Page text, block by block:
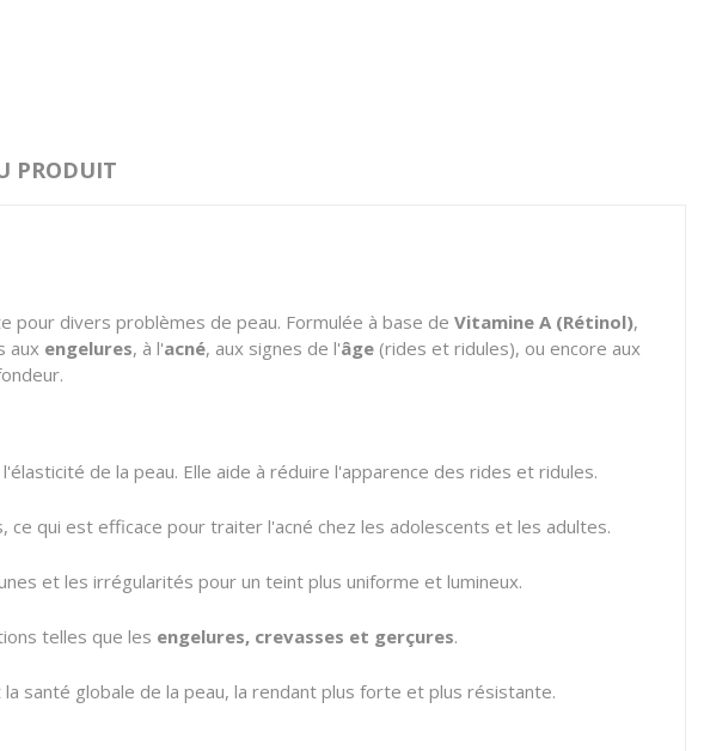
PRODUIT
pour divers problèmes de peau. Formulée à base de Vitamine A (Rétinol),
aux engelures, à l'acné, aux signes de l'âge (rides et ridules), ou encore aux
de la peau. Elle aide à réduire l'apparence des rides et ridules.
qui est efficace pour traiter l'acné chez les adolescents et les adultes.
et les irrégularités pour un teint plus uniforme et lumineux.
telles que les engelures, crevasses et gerçures.
santé globale de la peau, la rendant plus forte et plus résistante.